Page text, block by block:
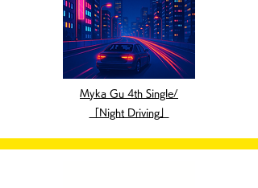
Myka Gu 4th Single​/
「Night Driving」